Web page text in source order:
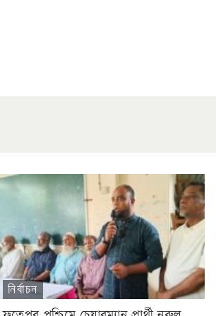
নির্বাচন